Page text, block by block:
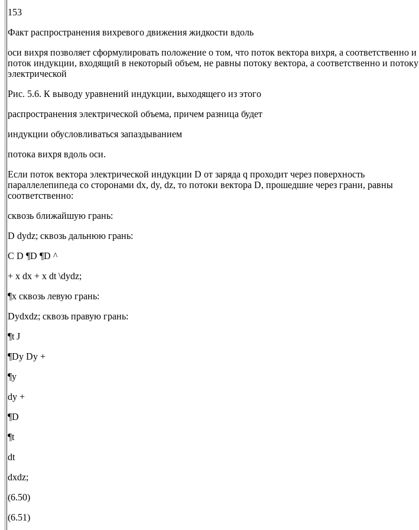
153
Факт распространения вихревого движения жидкости вдоль
оси вихря позволяет сформулировать положение о том, что поток вектора вихря, а соответственно и
поток индукции, входящий в некоторый объем, не равны потоку вектора, а соответственно и потоку
электрической
Рис. 5.6. К выводу уравнений индукции, выходящего из этого
распространения электрической объема, причем разница будет
индукции обусловливаться запаздыванием
потока вихря вдоль оси.
Если поток вектора электрической индукции D от заряда q проходит через поверхность
параллелепипеда со сторонами dx, dy, dz, то потоки вектора D, прошедшие через грани, равны
соответственно:
сквозь ближайшую грань:
D dydz; сквозь дальнюю грань:
С D ¶D ¶D ^
+ x dx + x dt \dydz;
¶x сквозь левую грань:
Dydxdz; сквозь правую грань:
¶t J
¶Dy Dy +
¶y
dy +
¶D
¶t
dt
dxdz;
(6.50)
(6.51)